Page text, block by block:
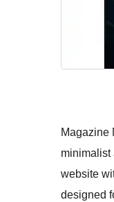
Magazine
minimalist
website
designed